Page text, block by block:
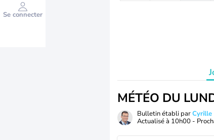
Se connecter
MÉTÉO DU
Bulletin établi parCyrille
Actualisé à 10h00 -